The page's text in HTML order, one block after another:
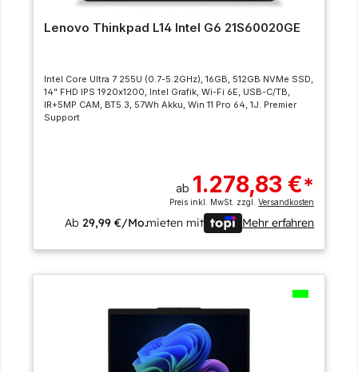
Lenovo Thinkpad L14 Intel G6 21S60020GE
Intel Core Ultra 7 255U (0.7-5.2GHz), 16GB, 512GB NVMe SSD,
14" FHD IPS 1920x1200, Intel Grafik, Wi-Fi 6E, USB-C/TB,
IR+5MP CAM, BT5.3, 57Wh Akku, Win 11 Pro 64, 1J. Premier
Support
ab 1.278,83 €*
Preis inkl. MwSt. zzgl.Versandkosten
Ab29,99 €/Mo.mieten mit Mehr erfahren